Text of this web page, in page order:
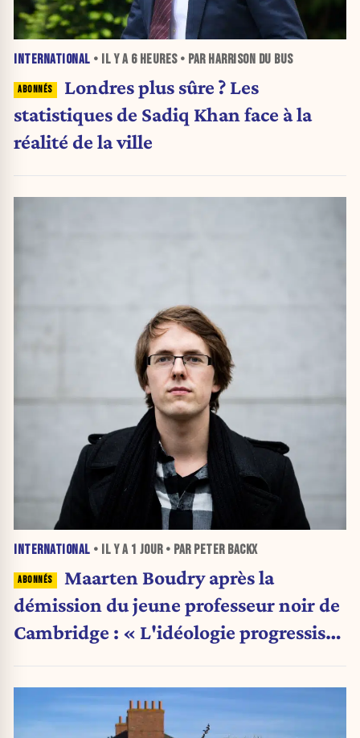
INTERNATIONAL • IL Y A 6 HEURES• PAR HARRISON DU BUS
Londres plus sûre ? Les
statistiques de Sadiq Khan face à la
réalité de la ville
INTERNATIONAL • IL Y A 1 JOUR• PAR PETER BACKX
Maarten Boudry après la
démission du jeune professeur noir de
Cambridge : « L'idéologie progressiste